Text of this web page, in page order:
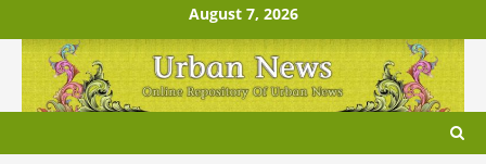
to
content
August 7, 2026